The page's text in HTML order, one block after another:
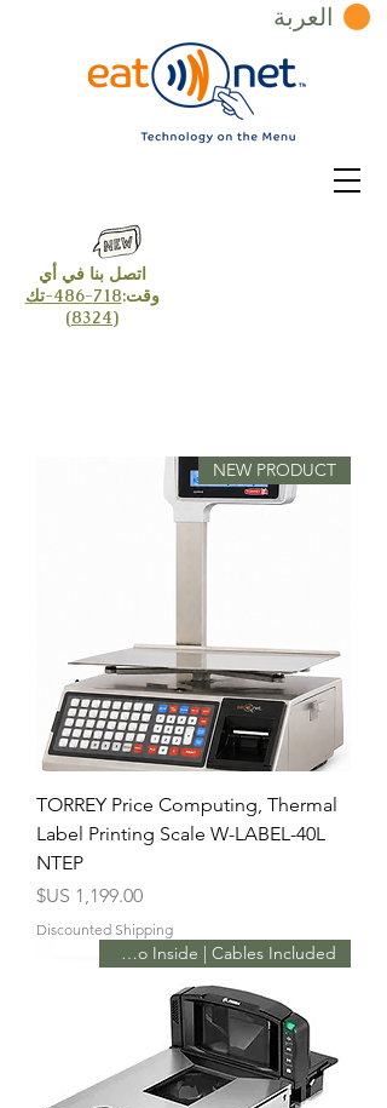
اتصل بنا في أي
وقت:
718-486-تك
(8324)
العربة
NEW PRODUCT
TORREY Price Computing, Thermal
Label Printing Scale W-LABEL-40L
NTEP
السعر
Discounted Shipping
Promo Inside | Cables Included